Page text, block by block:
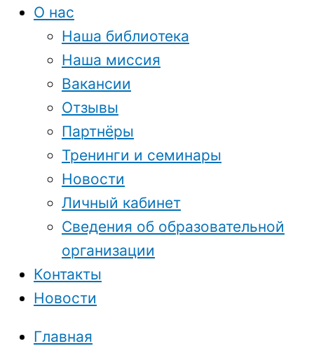
О нас
Наша библиотека
Наша миссия
Вакансии
Отзывы
Партнёры
Тренинги и семинары
Новости
Личный кабинет
Сведения об образовательной
организации
Контакты
Новости
Главная